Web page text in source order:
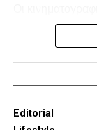
80
Τοποθεσία:
RADIO CITY
Βας. Όλγας 11
την ανθρώπινη
καινοτόμων
κοινό τις ιδέες
ανθρώπων,
Στο πλαίσιο
οκτώ σημαντικές
Editorial